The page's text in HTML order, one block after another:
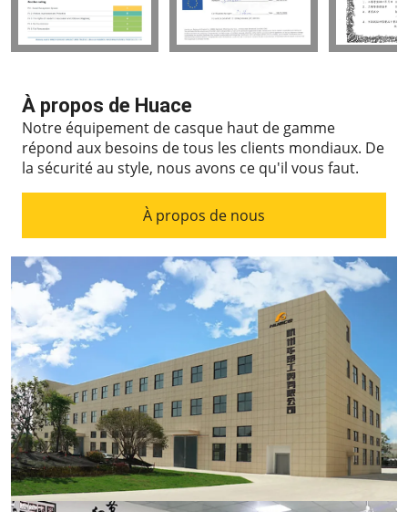
À propos de Huace
Notre équipement de casque haut de gamme
répond aux besoins de tous les clients mondiaux. De
la sécurité au style, nous avons ce qu'il vous faut.
À propos de nous